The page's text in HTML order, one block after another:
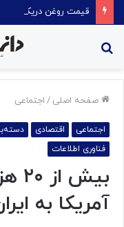
قیمت روغن دریکسال
صفحه اصلی / اجتماعی
اجتماعی اقتصادی
فناوری اطلاعات
آمریکا به